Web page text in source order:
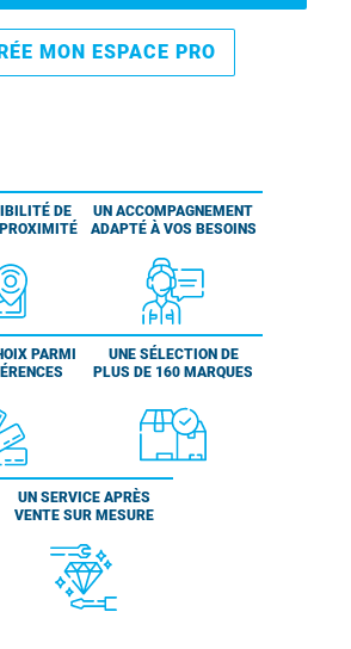
MON ESPACE PRO
DE
UN ACCOMPAGNEMENT
ADAPTÉ À VOS BESOINS
PARMI
UNE SÉLECTION DE
PLUS DE 160 MARQUES
UN SERVICE APRÈS
VENTE SUR MESURE